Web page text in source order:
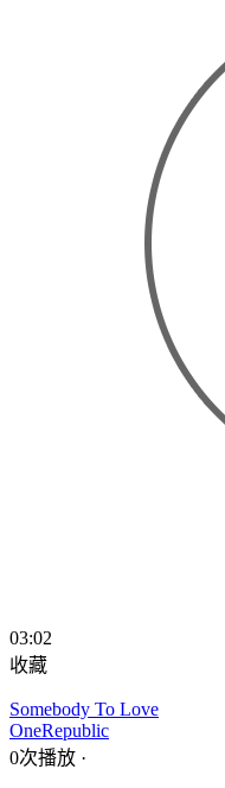
03:02
收藏
Somebody To Love
OneRepublic
0次播放 ·